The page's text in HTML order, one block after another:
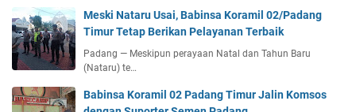
Meski Nataru Usai, Babinsa Koramil 02/Padang
Timur Tetap Berikan Pelayanan Terbaik
Padang — Meskipun perayaan Natal dan Tahun Baru
(Nataru) te…
Babinsa Koramil 02 Padang Timur Jalin Komsos